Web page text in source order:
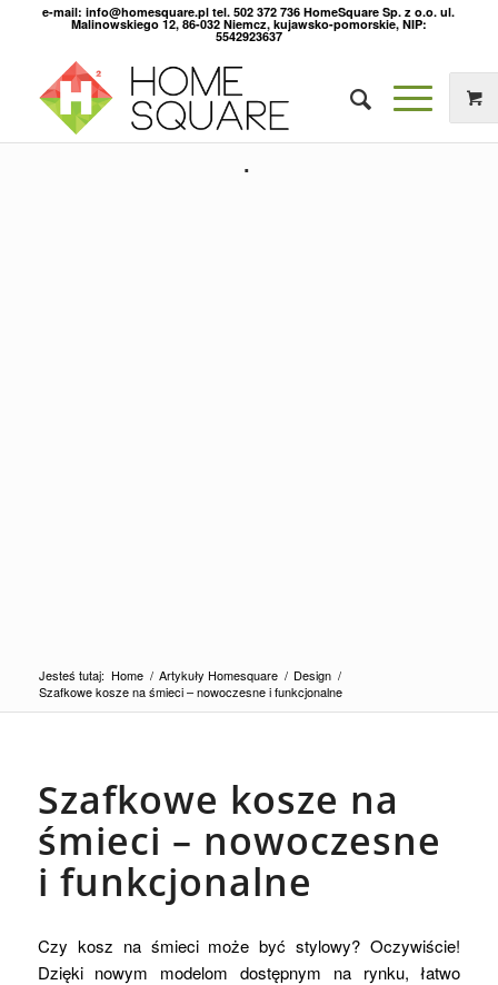
e-mail: info@homesquare.pl tel. 502 372 736 HomeSquare Sp. z o.o. ul.
Malinowskiego 12, 86-032 Niemcz, kujawsko-pomorskie, NIP:
5542923637
Jesteś tutaj: Home / Artykuły Homesquare / Design /
Szafkowe kosze na śmieci – nowoczesne i funkcjonalne
Szafkowe kosze na
śmieci – nowoczesne
i funkcjonalne
Czy kosz na śmieci może być stylowy? Oczywiście!
Dzięki nowym modelom dostępnym na rynku, łatwo